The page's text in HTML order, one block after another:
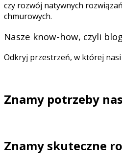
czy rozwój natywnych
chmurowych.
Nasze know-how, czyli
Odkryj przestrzeń, w której
Znamy potrzeby
Znamy skuteczne